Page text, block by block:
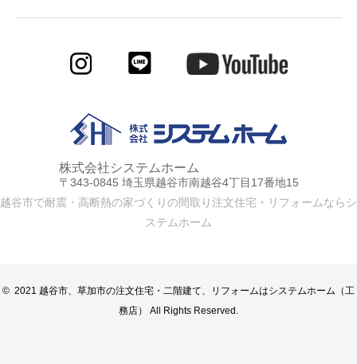
株式会社システムホーム
〒343-0845 埼玉県越谷市南越谷4丁目17番地15
越谷市で耐震・高断熱の家づくりの間取り注文住宅・リフォームならシ
ステムホーム
© 2021 越谷市、草加市の注文住宅・二階建て、リフォームはシステムホーム（工
務店） All Rights Reserved.